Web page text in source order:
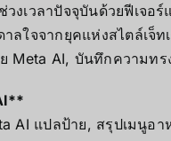
วงเวลาปัจจุบันด้วยฟีเจอ
าลใจจากยุคแห่งสไตล์เจ็
ย Meta AI, บันทึกความท
AI แปลป้าย, สรุปเมนูอ